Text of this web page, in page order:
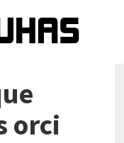
orci